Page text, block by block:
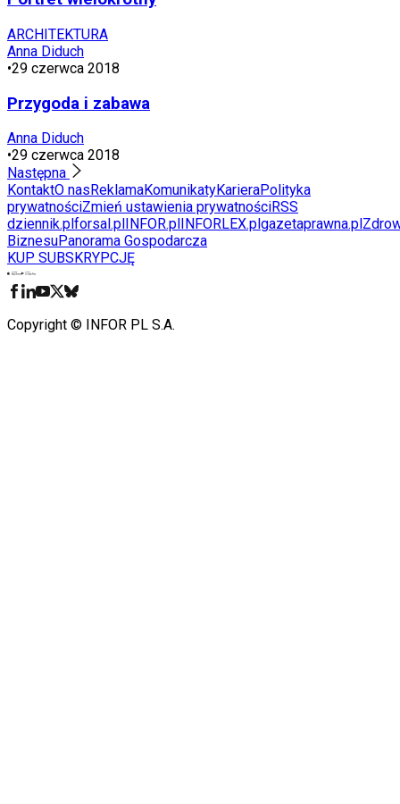
ARCHITEKTURA
Anna Diduch
•29 czerwca 2018
Przygoda i zabawa
Anna Diduch
•29 czerwca 2018
Następna
KontaktO nas ReklamaKomunikatyKarieraPolityka
prywatnościZmień ustawienia prywatnościRSS
dziennik.pl forsal.pl INFOR.pl INFORLEX.pl gazetaprawna.pl
BiznesuPanorama Gospodarcza
KUP SUBSKRYPCJĘ
Copyright © INFOR PL S.A.